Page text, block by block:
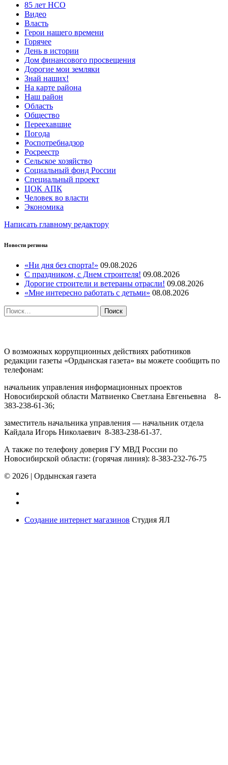
85 лет НСО
Видео
Власть
Герои нашего времени
Горячее
День в истории
Дом финансового просвещения
Дорогие мои земляки
Знай наших!
На карте района
Наш район
Область
Общество
Переехавшие
Погода
Роспотребнадзор
Росреестр
Сельское хозяйство
Социальный фонд России
Специальный проект
ЦОК АПК
Человек во власти
Экономика
Написать главному редактору
Новости региона
«Ни дня без спорта!» 09.08.2026
С праздником, с Днем строителя! 09.08.2026
Дорогие строители и ветераны отрасли! 09.08.2026
«Мне интересно работать с детьми» 08.08.2026
Найти:
О возможных коррупционных действиях работников
редакции газеты «Ордынская газета» вы можете сообщить по
телефонам:
начальник управления информационных проектов
Новосибирской области Матвиенко Светлана Евгеньевна 8-
383-238-61-36;
заместитель начальника управления — начальник отдела
Кайдала Игорь Николаевич 8-383-238-61-37.
А также по телефону доверия ГУ МВД России по
Новосибирской области: (горячая линия): 8-383-232-76-75
© 2026 | Ордынская газета
Создание интернет магазинов Студия ЯЛ